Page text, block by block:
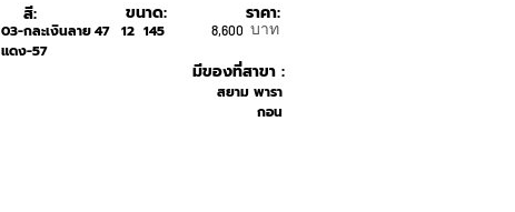
สี:
03-กละเงินลาย
แดง-57
สยาม พารา
กอน
มีของที่สาขา :
ขนาด:
47 12 145 บาท
8,600
ราคา: